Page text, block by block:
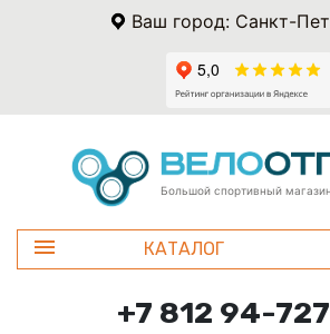
Ваш город: Санкт-
Большой спортивный магазин
КАТАЛОГ
+7 812 94-